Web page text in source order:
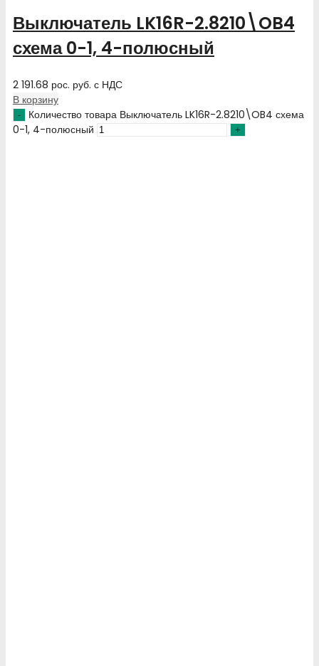
Выключатель LK16R-2.8210\OB4
схема 0-1, 4-полюсный
2 191.68 рос. руб. с НДС
В корзину
Количество товара Выключатель LK16R-2.8210\OB4 схема
0-1, 4-полюсный